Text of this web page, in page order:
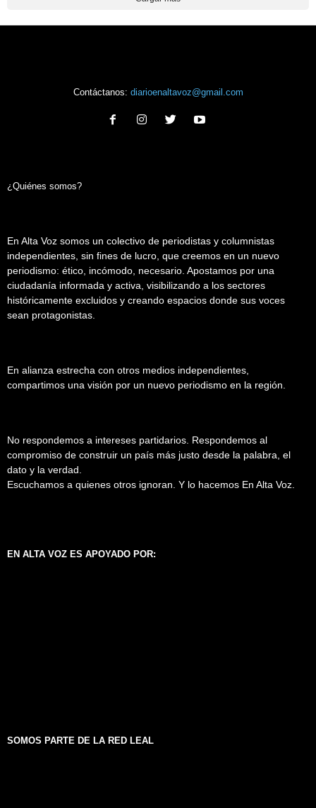
Contáctanos: diarioenaltavoz@gmail.com
¿Quiénes somos?
En Alta Voz somos un colectivo de periodistas y columnistas
independientes, sin fines de lucro, que creemos en un nuevo
periodismo: ético, incómodo, necesario. Apostamos por una
ciudadanía informada y activa, visibilizando a los sectores
históricamente excluidos y creando espacios donde sus voces
sean protagonistas.
En alianza estrecha con otros medios independientes,
compartimos una visión por un nuevo periodismo en la región.
No respondemos a intereses partidarios. Respondemos al
compromiso de construir un país más justo desde la palabra, el
dato y la verdad.
Escuchamos a quienes otros ignoran. Y lo hacemos En Alta Voz.
EN ALTA VOZ ES APOYADO POR:
SOMOS PARTE DE LA RED LEAL